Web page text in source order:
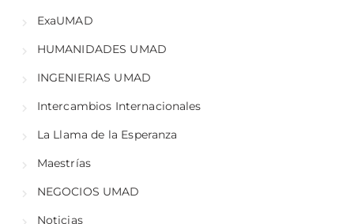
ExaUMAD
HUMANIDADES UMAD
INGENIERIAS UMAD
Intercambios Internacionales
La Llama de la Esperanza
Maestrías
NEGOCIOS UMAD
Noticias